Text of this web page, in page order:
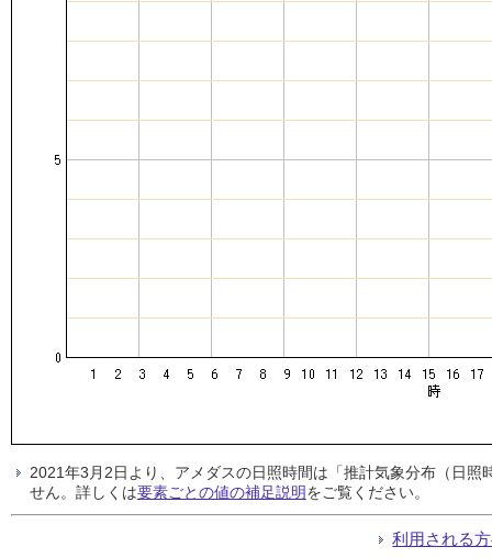
2021年3月2日より、アメダスの日照時間は「推計気象分布（日
せん。詳しくは要素ごとの値の補足説明をご覧ください。
利用される